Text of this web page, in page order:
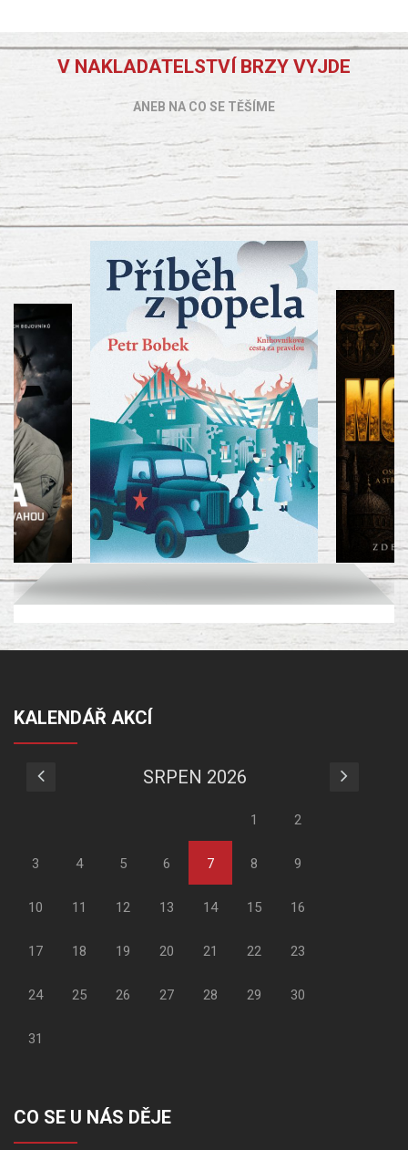
V NAKLADATELSTVÍ BRZY VYJDE
ANEB NA CO SE TĚŠÍME
KALENDÁŘ AKCÍ
SRPEN 2026
1 2
3 4 5 6 7 8 9
10 11 12 13 14 15 16
17 18 19 20 21 22 23
24 25 26 27 28 29 30
31
CO SE U NÁS DĚJE